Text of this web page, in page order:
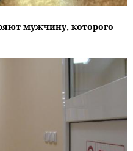
мужчину, которого